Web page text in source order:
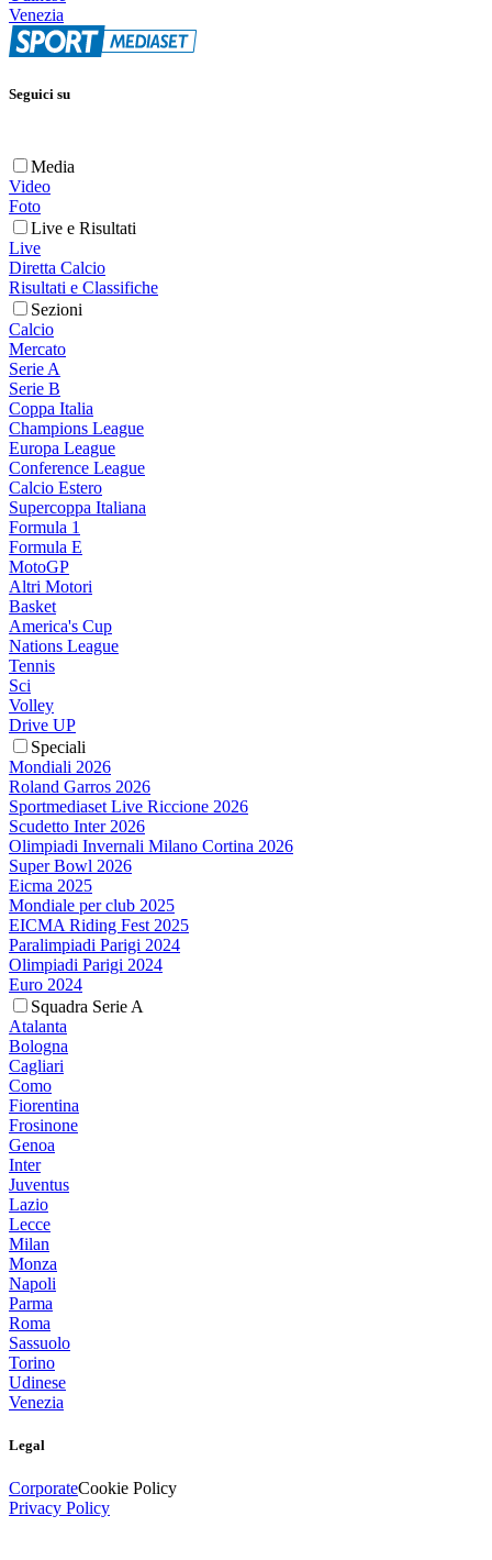
Venezia
Seguici su
Media
Video
Foto
Live e Risultati
Live
Diretta Calcio
Risultati e Classifiche
Sezioni
Calcio
Mercato
Serie A
Serie B
Coppa Italia
Champions League
Europa League
Conference League
Calcio Estero
Supercoppa Italiana
Formula 1
Formula E
MotoGP
Altri Motori
Basket
America's Cup
Nations League
Tennis
Sci
Volley
Drive UP
Speciali
Mondiali 2026
Roland Garros 2026
Sportmediaset Live Riccione 2026
Scudetto Inter 2026
Olimpiadi Invernali Milano Cortina 2026
Super Bowl 2026
Eicma 2025
Mondiale per club 2025
EICMA Riding Fest 2025
Paralimpiadi Parigi 2024
Olimpiadi Parigi 2024
Euro 2024
Squadra Serie A
Atalanta
Bologna
Cagliari
Como
Fiorentina
Frosinone
Genoa
Inter
Juventus
Lazio
Lecce
Milan
Monza
Napoli
Parma
Roma
Sassuolo
Torino
Udinese
Venezia
Legal
CorporateCookie Policy
Privacy Policy